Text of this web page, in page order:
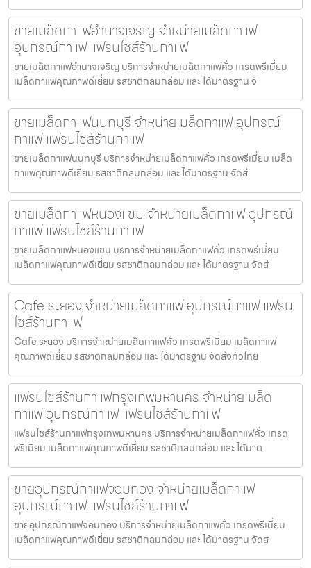
ขายเมล็ดกาแฟอำนาจเจริญ จำหน่ายเมล็ดกาแฟ
อุปกรณ์กาแฟ แฟรนไชส์ร้านกาแฟ
ขายเมล็ดกาแฟอำนาจเจริญ บริการจำหน่ายเมล็ดกาแฟคั่ว เกรดพรีเมี่ยม
เมล็ดกาแฟคุณภาพดีเยี่ยม รสชาติกลมกล่อม และ ได้มาตรฐาน จั
ขายเมล็ดกาแฟนนทบุรี จำหน่ายเมล็ดกาแฟ อุปกรณ์
กาแฟ แฟรนไชส์ร้านกาแฟ
ขายเมล็ดกาแฟนนทบุรี บริการจำหน่ายเมล็ดกาแฟคั่ว เกรดพรีเมี่ยม เมล็ด
กาแฟคุณภาพดีเยี่ยม รสชาติกลมกล่อม และ ได้มาตรฐาน จัดส่
ขายเมล็ดกาแฟหนองแขม จำหน่ายเมล็ดกาแฟ อุปกรณ์
กาแฟ แฟรนไชส์ร้านกาแฟ
ขายเมล็ดกาแฟหนองแขม บริการจำหน่ายเมล็ดกาแฟคั่ว เกรดพรีเมี่ยม
เมล็ดกาแฟคุณภาพดีเยี่ยม รสชาติกลมกล่อม และ ได้มาตรฐาน จัดส่
Cafe ระยอง จำหน่ายเมล็ดกาแฟ อุปกรณ์กาแฟ แฟรน
ไชส์ร้านกาแฟ
Cafe ระยอง บริการจำหน่ายเมล็ดกาแฟคั่ว เกรดพรีเมี่ยม เมล็ดกาแฟ
คุณภาพดีเยี่ยม รสชาติกลมกล่อม และ ได้มาตรฐาน จัดส่งทั่วไทย
แฟรนไชส์ร้านกาแฟกรุงเทพมหานคร จำหน่ายเมล็ด
กาแฟ อุปกรณ์กาแฟ แฟรนไชส์ร้านกาแฟ
แฟรนไชส์ร้านกาแฟกรุงเทพมหานคร บริการจำหน่ายเมล็ดกาแฟคั่ว เกรด
พรีเมี่ยม เมล็ดกาแฟคุณภาพดีเยี่ยม รสชาติกลมกล่อม และ ได้มาต
ขายอุปกรณ์กาแฟจอมทอง จำหน่ายเมล็ดกาแฟ
อุปกรณ์กาแฟ แฟรนไชส์ร้านกาแฟ
ขายอุปกรณ์กาแฟจอมทอง บริการจำหน่ายเมล็ดกาแฟคั่ว เกรดพรีเมี่ยม
เมล็ดกาแฟคุณภาพดีเยี่ยม รสชาติกลมกล่อม และ ได้มาตรฐาน จัดส